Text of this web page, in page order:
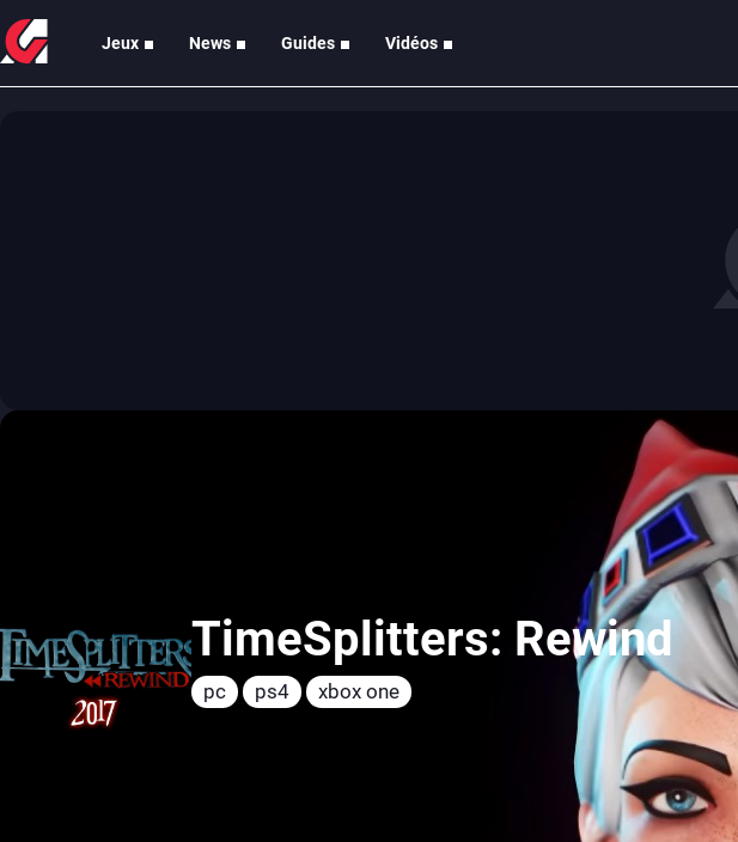
Jeux News Guides Vidéos
TimeSplitters: Rewind
pc ps4 xbox one